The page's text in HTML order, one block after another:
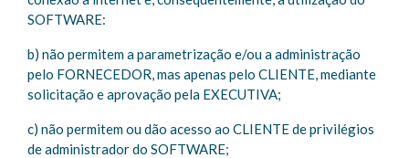
SOFTWARE:
b) não permitem a parametrização e/ou a administração
pelo FORNECEDOR, mas apenas pelo CLIENTE, mediante
solicitação e aprovação pela EXECUTIVA;
c) não permitem ou dão acesso ao CLIENTE de privilégios
de administrador do SOFTWARE;